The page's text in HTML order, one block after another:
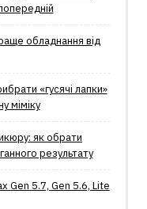
обладнання від
«гусячі лапки»
міміку
як обрати
результату
Gen 5.7, Gen 5.6, Lite